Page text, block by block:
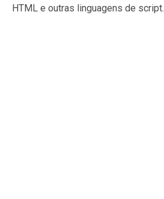
HTML e outras linguagens de script.